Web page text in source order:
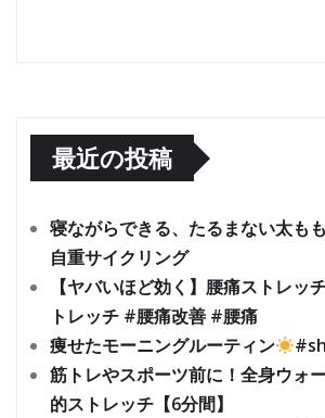
最近の投稿
寝ながらできる、たるまない太も
自重サイクリング
【ヤバいほど効く】腰痛ストレッ
トレッチ #腰痛改善 #腰痛
痩せたモーニングルーティン
筋トレやスポーツ前に！全身ウォ
的ストレッチ【6分間】